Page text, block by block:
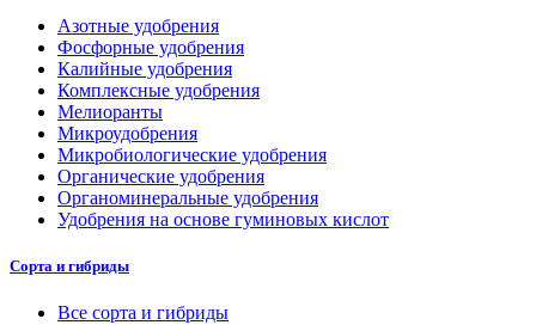
Азотные удобрения
Фосфорные удобрения
Калийные удобрения
Комплексные удобрения
Мелиоранты
Микроудобрения
Микробиологические удобрения
Органические удобрения
Органоминеральные удобрения
Удобрения на основе гуминовых кислот
Сорта и гибриды
Все сорта и гибриды